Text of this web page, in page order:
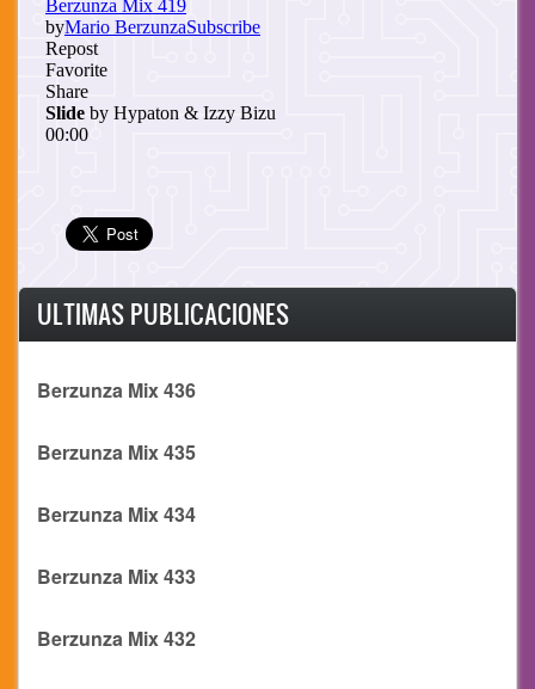
ULTIMAS PUBLICACIONES
Berzunza Mix 436
Berzunza Mix 435
Berzunza Mix 434
Berzunza Mix 433
Berzunza Mix 432